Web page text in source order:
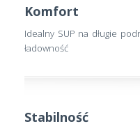
Komfort
Idealny SUP na długie
ładowność
Stabilność